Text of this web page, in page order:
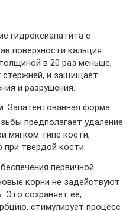
гидроксиапатита с
поверхности кальция
в 20 раз меньше,
стержней, и защищает
и разрушения.
. Запатентованная форма
предполагает удаление
мягком типе кости,
при твердой кости.
первичной
корни не задействуют
Это сохраняет ее,
стимулирует процесс